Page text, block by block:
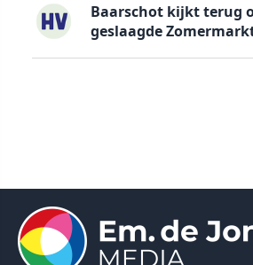
Baarschot kijkt terug
geslaagde